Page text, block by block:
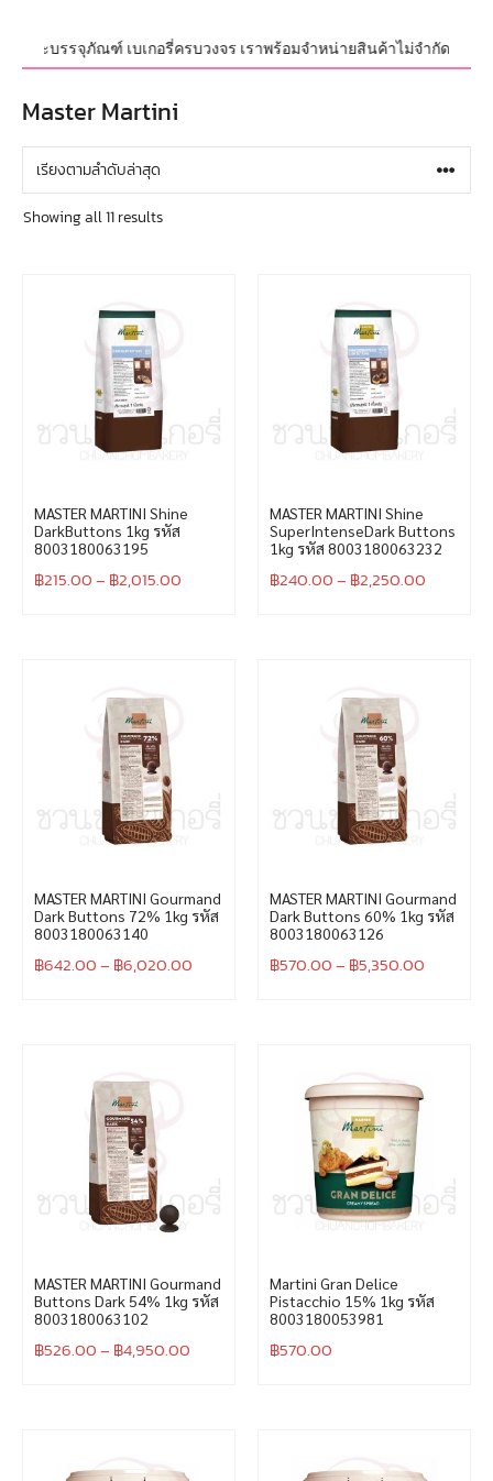
ะบรรจุภัณฑ์ เบเกอรี่ครบวงจร เราพร้อมจำหน่ายสินค้าไม่จำกัดจำนวน
Master Martini
Showing all 11 results
MASTER MARTINI Shine
DarkButtons 1kg รหัส
8003180063195
฿215.00– ฿2,015.00
MASTER MARTINI Shine
SuperIntenseDark Buttons
1kg รหัส 8003180063232
฿240.00– ฿2,250.00
MASTER MARTINI Gourmand
Dark Buttons 72% 1kg รหัส
8003180063140
฿642.00– ฿6,020.00
MASTER MARTINI Gourmand
Dark Buttons 60% 1kg รหัส
8003180063126
฿570.00– ฿5,350.00
MASTER MARTINI Gourmand
Buttons Dark 54% 1kg รหัส
8003180063102
฿526.00– ฿4,950.00
Martini Gran Delice
Pistacchio 15% 1kg รหัส
8003180053981
฿570.00